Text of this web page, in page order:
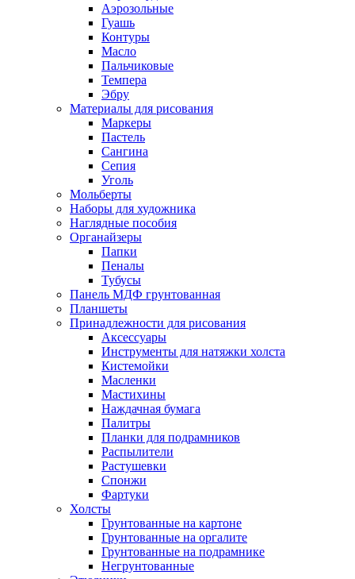
Аэрозольные
Гуашь
Контуры
Масло
Пальчиковые
Темпера
Эбру
Материалы для рисования
Маркеры
Пастель
Сангина
Сепия
Уголь
Мольберты
Наборы для художника
Наглядные пособия
Органайзеры
Папки
Пеналы
Тубусы
Панель МДФ грунтованная
Планшеты
Принадлежности для рисования
Аксессуары
Инструменты для натяжки холста
Кистемойки
Масленки
Мастихины
Наждачная бумага
Палитры
Планки для подрамников
Распылители
Растушевки
Спонжи
Фартуки
Холсты
Грунтованные на картоне
Грунтованные на оргалите
Грунтованные на подрамнике
Негрунтованные